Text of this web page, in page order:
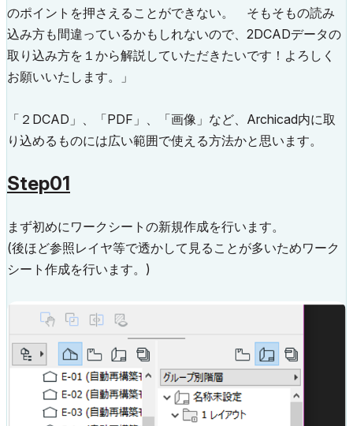
のポイントを押さえることができない。 そもそもの読み
込み方も間違っているかもしれないので、2DCADデータの
取り込み方を１から解説していただきたいです！よろしく
お願いいたします。」
「２DCAD」、「PDF」、「画像」など、Archicad内に取
り込めるものには広い範囲で使える方法かと思います。
Step01
まず初めにワークシートの新規作成を行います。
(後ほど参照レイヤ等で透かして見ることが多いためワーク
シート作成を行います。)